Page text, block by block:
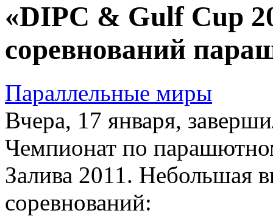
«DIPC & Gulf Cup
соревнований
Параллельные миры
Вчера, 17 января,
Чемпионат по
Залива 2011. Небольшая
соревнований: